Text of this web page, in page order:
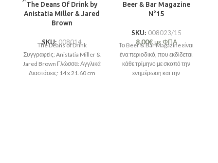
The Deans Of Drink by
Anistatia Miller & Jared
Brown
SKU: 008014
The Deans of Drink
Συγγραφείς: Anistatia Miller &
Jared Brown Γλώσσα: Αγγλικά
Διαστάσεις: 14 x 21.60 cm
Beer & Bar Magazine
N°15
SKU: 008023/15
8,00€με ΦΠΑ
Το Beer & Bar Magazine είναι
ένα περιοδικό, που εκδίδεται
κάθε τρίμηνο με σκοπό την
ενημέρωση και την